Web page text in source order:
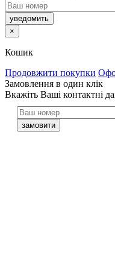
×
Кошик
Продовжити покупки
Замовлення в один клік
кажіть Ваші контактні